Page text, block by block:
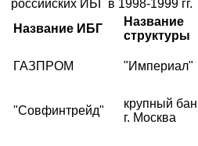
российских ИБГ в 1998-1999 гг.
Название ИБГ
Название
структуры
ГАЗПРОМ "Империал"
"Совфинтрейд"
крупный
г. Москва